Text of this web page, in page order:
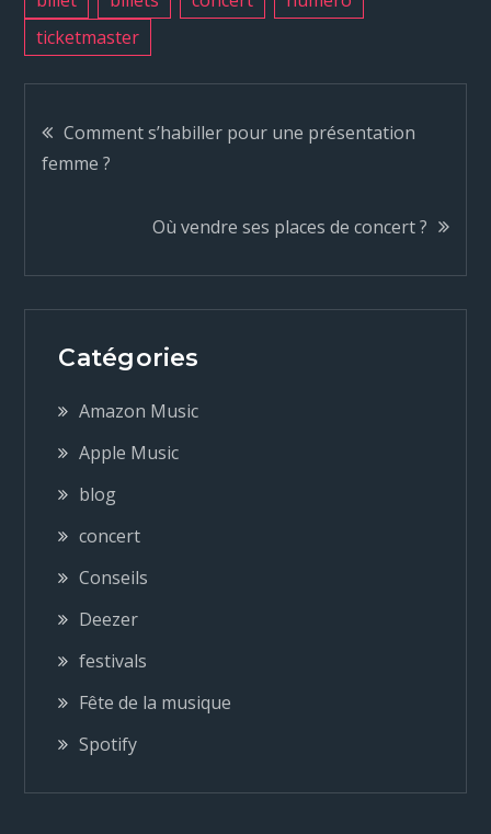
ticketmaster
N
a
i
g
a
t
o
n
d
e
Comment s’habiller pour une présentation
femme ?
Où vendre ses places de concert ?
Catégories
Amazon Music
Apple Music
blog
concert
Conseils
Deezer
festivals
Fête de la musique
Spotify